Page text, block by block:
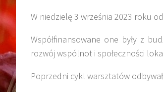
W niedzielę 3 września 2023 roku
Współfinansowane one były z
rozwój wspólnot i społeczności
Poprzedni cykl warsztatów